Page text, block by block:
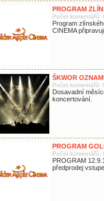
PROGRAM
Počet komentářů:
Program
CINEMA
ŠKWOR
Počet komentářů:
Dosavadní
koncertování.
PROGRAM
Počet komentářů:
PROGRAM
předprodej